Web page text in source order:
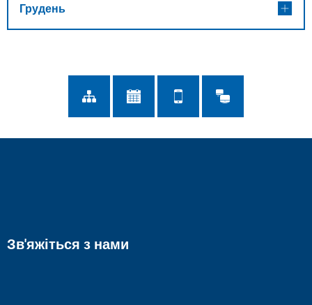
Грудень
Зв'яжіться з нами